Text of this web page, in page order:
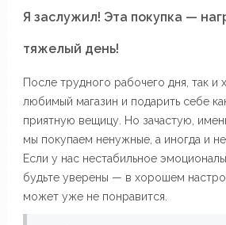
Я заслужил! Эта покупка —
тяжелый день!
После трудного рабочего дня, так и
любимый магазин и подарить себе
приятную вещицу. Но зачастую,
мы покупаем ненужные, а иногда и
Если у нас нестабильное
будьте уверены — в хорошем
может уже не понравится.